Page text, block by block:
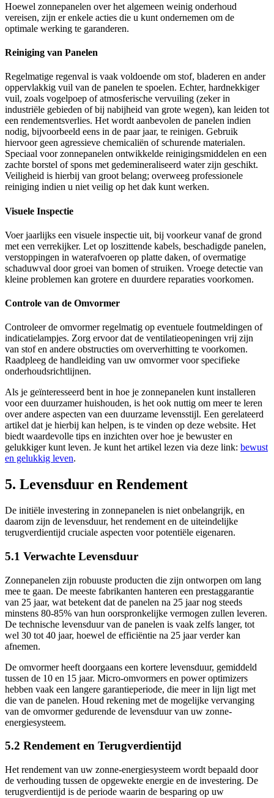
Hoewel zonnepanelen over het algemeen weinig onderhoud
vereisen, zijn er enkele acties die u kunt ondernemen om de
optimale werking te garanderen.
Reiniging van Panelen
Regelmatige regenval is vaak voldoende om stof, bladeren en ander
oppervlakkig vuil van de panelen te spoelen. Echter, hardnekkiger
vuil, zoals vogelpoep of atmosferische vervuiling (zeker in
industriële gebieden of bij nabijheid van grote wegen), kan leiden tot
een rendementsverlies. Het wordt aanbevolen de panelen indien
nodig, bijvoorbeeld eens in de paar jaar, te reinigen. Gebruik
hiervoor geen agressieve chemicaliën of schurende materialen.
Speciaal voor zonnepanelen ontwikkelde reinigingsmiddelen en een
zachte borstel of spons met gedemineraliseerd water zijn geschikt.
Veiligheid is hierbij van groot belang; overweeg professionele
reiniging indien u niet veilig op het dak kunt werken.
Visuele Inspectie
Voer jaarlijks een visuele inspectie uit, bij voorkeur vanaf de grond
met een verrekijker. Let op loszittende kabels, beschadigde panelen,
verstoppingen in waterafvoeren op platte daken, of overmatige
schaduwval door groei van bomen of struiken. Vroege detectie van
kleine problemen kan grotere en duurdere reparaties voorkomen.
Controle van de Omvormer
Controleer de omvormer regelmatig op eventuele foutmeldingen of
indicatielampjes. Zorg ervoor dat de ventilatieopeningen vrij zijn
van stof en andere obstructies om oververhitting te voorkomen.
Raadpleeg de handleiding van uw omvormer voor specifieke
onderhoudsrichtlijnen.
Als je geïnteresseerd bent in hoe je zonnepanelen kunt installeren
voor een duurzamer huishouden, is het ook nuttig om meer te leren
over andere aspecten van een duurzame levensstijl. Een gerelateerd
artikel dat je hierbij kan helpen, is te vinden op deze website. Het
biedt waardevolle tips en inzichten over hoe je bewuster en
gelukkiger kunt leven. Je kunt het artikel lezen via deze link: bewust
en gelukkig leven.
5. Levensduur en Rendement
De initiële investering in zonnepanelen is niet onbelangrijk, en
daarom zijn de levensduur, het rendement en de uiteindelijke
terugverdientijd cruciale aspecten voor potentiële eigenaren.
5.1 Verwachte Levensduur
Zonnepanelen zijn robuuste producten die zijn ontworpen om lang
mee te gaan. De meeste fabrikanten hanteren een prestaggarantie
van 25 jaar, wat betekent dat de panelen na 25 jaar nog steeds
minstens 80-85% van hun oorspronkelijke vermogen zullen leveren.
De technische levensduur van de panelen is vaak zelfs langer, tot
wel 30 tot 40 jaar, hoewel de efficiëntie na 25 jaar verder kan
afnemen.
De omvormer heeft doorgaans een kortere levensduur, gemiddeld
tussen de 10 en 15 jaar. Micro-omvormers en power optimizers
hebben vaak een langere garantieperiode, die meer in lijn ligt met
die van de panelen. Houd rekening met de mogelijke vervanging
van de omvormer gedurende de levensduur van uw zonne-
energiesysteem.
5.2 Rendement en Terugverdientijd
Het rendement van uw zonne-energiesysteem wordt bepaald door
de verhouding tussen de opgewekte energie en de investering. De
terugverdientijd is de periode waarin de besparing op uw